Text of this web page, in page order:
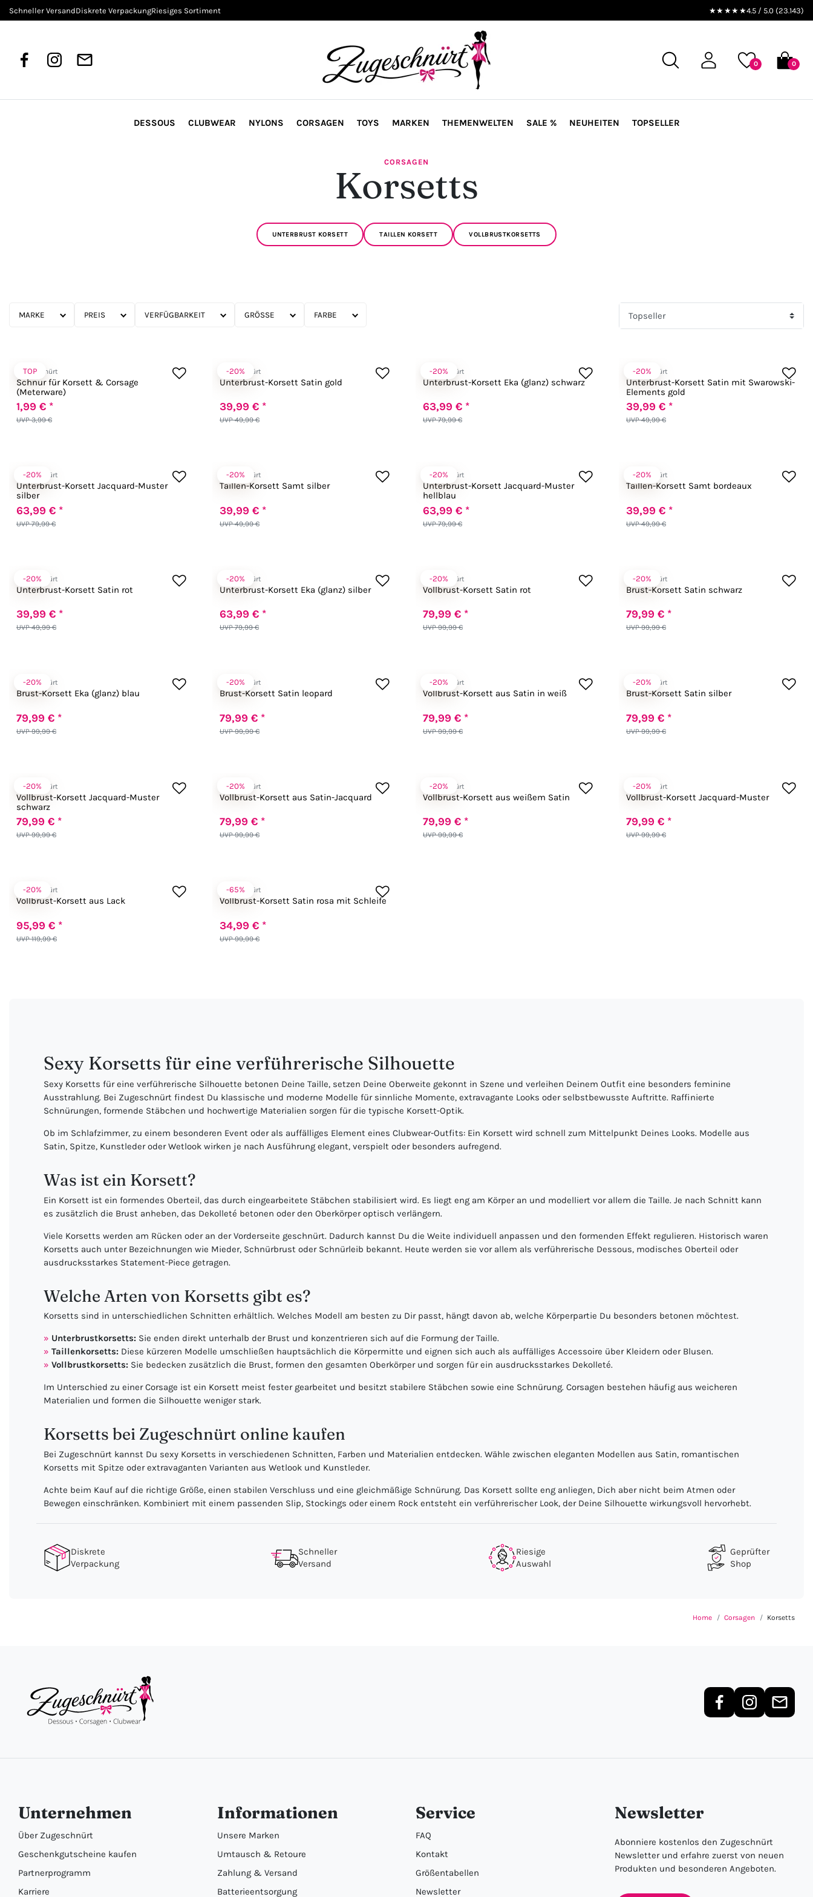
Schneller VersandDiskrete VerpackungRiesiges Sortiment ★★★★★4.5 / 5.0 (23.143)
0 0
DESSOUS CLUBWEAR NYLONS CORSAGEN TOYS MARKEN THEMENWELTEN SALE % NEUHEITEN TOPSELLER
CORSAGEN
Korsetts
UNTERBRUST KORSETT TAILLEN KORSETT VOLLBRUSTKORSETTS
MARKE PREIS VERFÜGBARKEIT GRÖSSE FARBE
TOP
Zugeschnürt
Schnur für Korsett & Corsage
(Meterware)
UVP 3,99 €
1,99 € *
-20%
Zugeschnürt
Unterbrust-Korsett Satin gold
UVP 49,99 €
39,99 € *
-20%
Zugeschnürt
Unterbrust-Korsett Eka (glanz) schwarz
UVP 79,99 €
63,99 € *
-20%
Zugeschnürt
Unterbrust-Korsett Satin mit Swarowski-
Elements gold
UVP 49,99 €
39,99 € *
-20%
Zugeschnürt
Unterbrust-Korsett Jacquard-Muster
silber
UVP 79,99 €
63,99 € *
-20%
Zugeschnürt
Taillen-Korsett Samt silber
UVP 49,99 €
39,99 € *
-20%
Zugeschnürt
Unterbrust-Korsett Jacquard-Muster
hellblau
UVP 79,99 €
63,99 € *
-20%
Zugeschnürt
Taillen-Korsett Samt bordeaux
UVP 49,99 €
39,99 € *
-20%
Zugeschnürt
Unterbrust-Korsett Satin rot
UVP 49,99 €
39,99 € *
-20%
Zugeschnürt
Unterbrust-Korsett Eka (glanz) silber
UVP 79,99 €
63,99 € *
-20%
Zugeschnürt
Vollbrust-Korsett Satin rot
UVP 99,99 €
79,99 € *
-20%
Zugeschnürt
Brust-Korsett Satin schwarz
UVP 99,99 €
79,99 € *
-20%
Zugeschnürt
Brust-Korsett Eka (glanz) blau
UVP 99,99 €
79,99 € *
-20%
Zugeschnürt
Brust-Korsett Satin leopard
UVP 99,99 €
79,99 € *
-20%
Zugeschnürt
Vollbrust-Korsett aus Satin in weiß
UVP 99,99 €
79,99 € *
-20%
Zugeschnürt
Brust-Korsett Satin silber
UVP 99,99 €
79,99 € *
-20%
Zugeschnürt
Vollbrust-Korsett Jacquard-Muster
schwarz
UVP 99,99 €
79,99 € *
-20%
Zugeschnürt
Vollbrust-Korsett aus Satin-Jacquard
UVP 99,99 €
79,99 € *
-20%
Zugeschnürt
Vollbrust-Korsett aus weißem Satin
UVP 99,99 €
79,99 € *
-20%
Zugeschnürt
Vollbrust-Korsett Jacquard-Muster
UVP 99,99 €
79,99 € *
-20%
Zugeschnürt
Vollbrust-Korsett aus Lack
UVP 119,99 €
95,99 € *
-65%
Zugeschnürt
Vollbrust-Korsett Satin rosa mit Schleife
UVP 99,99 €
34,99 € *
Sexy Korsetts für eine verführerische Silhouette
Sexy Korsetts für eine verführerische Silhouette betonen Deine Taille, setzen Deine Oberweite gekonnt in Szene und verleihen Deinem Outfit eine besonders feminine
Ausstrahlung. Bei Zugeschnürt findest Du klassische und moderne Modelle für sinnliche Momente, extravagante Looks oder selbstbewusste Auftritte. Raffinierte
Schnürungen, formende Stäbchen und hochwertige Materialien sorgen für die typische Korsett-Optik.
Ob im Schlafzimmer, zu einem besonderen Event oder als auffälliges Element eines Clubwear-Outfits: Ein Korsett wird schnell zum Mittelpunkt Deines Looks. Modelle aus
Satin, Spitze, Kunstleder oder Wetlook wirken je nach Ausführung elegant, verspielt oder besonders aufregend.
Was ist ein Korsett?
Ein Korsett ist ein formendes Oberteil, das durch eingearbeitete Stäbchen stabilisiert wird. Es liegt eng am Körper an und modelliert vor allem die Taille. Je nach Schnitt kann
es zusätzlich die Brust anheben, das Dekolleté betonen oder den Oberkörper optisch verlängern.
Viele Korsetts werden am Rücken oder an der Vorderseite geschnürt. Dadurch kannst Du die Weite individuell anpassen und den formenden Effekt regulieren. Historisch waren
Korsetts auch unter Bezeichnungen wie Mieder, Schnürbrust oder Schnürleib bekannt. Heute werden sie vor allem als verführerische Dessous, modisches Oberteil oder
ausdrucksstarkes Statement-Piece getragen.
Welche Arten von Korsetts gibt es?
Korsetts sind in unterschiedlichen Schnitten erhältlich. Welches Modell am besten zu Dir passt, hängt davon ab, welche Körperpartie Du besonders betonen möchtest.
Unterbrustkorsetts: Sie enden direkt unterhalb der Brust und konzentrieren sich auf die Formung der Taille.
Taillenkorsetts: Diese kürzeren Modelle umschließen hauptsächlich die Körpermitte und eignen sich auch als auffälliges Accessoire über Kleidern oder Blusen.
Vollbrustkorsetts: Sie bedecken zusätzlich die Brust, formen den gesamten Oberkörper und sorgen für ein ausdrucksstarkes Dekolleté.
Im Unterschied zu einer Corsage ist ein Korsett meist fester gearbeitet und besitzt stabilere Stäbchen sowie eine Schnürung. Corsagen bestehen häufig aus weicheren
Materialien und formen die Silhouette weniger stark.
Korsetts bei Zugeschnürt online kaufen
Bei Zugeschnürt kannst Du sexy Korsetts in verschiedenen Schnitten, Farben und Materialien entdecken. Wähle zwischen eleganten Modellen aus Satin, romantischen
Korsetts mit Spitze oder extravaganten Varianten aus Wetlook und Kunstleder.
Achte beim Kauf auf die richtige Größe, einen stabilen Verschluss und eine gleichmäßige Schnürung. Das Korsett sollte eng anliegen, Dich aber nicht beim Atmen oder
Bewegen einschränken. Kombiniert mit einem passenden Slip, Stockings oder einem Rock entsteht ein verführerischer Look, der Deine Silhouette wirkungsvoll hervorhebt.
Diskrete
Verpackung
Schneller
Versand
Riesige
Auswahl
Geprüfter
Shop
Home Corsagen Korsetts
Unternehmen
Über Zugeschnürt
Geschenkgutscheine kaufen
Partnerprogramm
Karriere
Informationen
Unsere Marken
Umtausch & Retoure
Zahlung & Versand
Batterieentsorgung
Service
FAQ
Kontakt
Größentabellen
Newsletter
Newsletter
Abonniere kostenlos den Zugeschnürt
Newsletter und erfahre zuerst von neuen
Produkten und besonderen Angeboten.